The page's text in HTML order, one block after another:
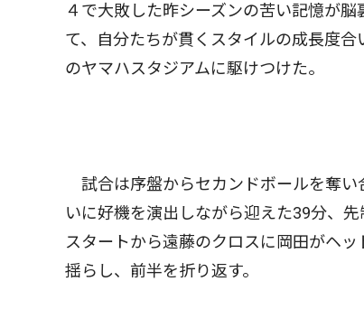
４で大敗した昨シーズンの苦い記憶が
て、自分たちが貫くスタイルの成長度
のヤマハスタジアムに駆けつけた。
試合は序盤からセカンドボールを奪い
いに好機を演出しながら迎えた39分、
スタートから遠藤のクロスに岡田がヘ
揺らし、前半を折り返す。